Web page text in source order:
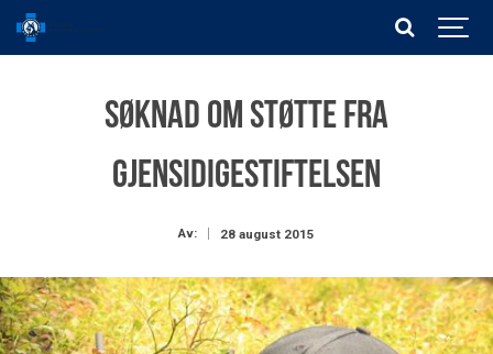
Søknad om støtte fra
Gjensidigestiftelsen
Av: 28 august 2015